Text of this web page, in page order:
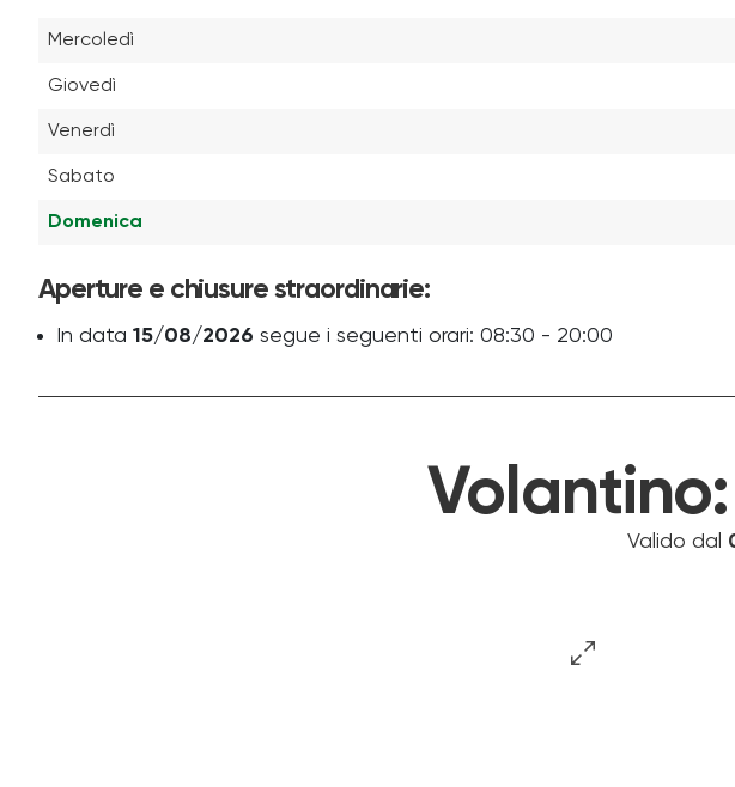
Mercoledì
Giovedì
Venerdì
Sabato
Domenica
Aperture e chiusure straordinarie:
In data 15/08/2026 segue i seguenti orari: 08:30 - 20:00
Volantino:
Valido dal